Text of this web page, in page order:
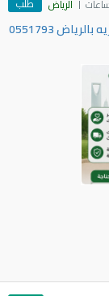
الرياض
توصيل الاثات المستعمل الي الجمعيه الخيريه بالرياض 0551793